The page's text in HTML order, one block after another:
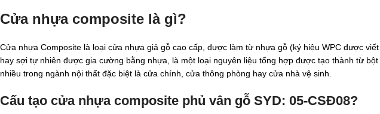
Cửa nhựa composite là gì?
Cửa nhựa Composite là loại cửa nhựa giả gỗ cao cấp, được làm từ nhựa gỗ (ký hiệu WPC được
hay sợi tự nhiên được gia cường bằng nhựa, là một loại nguyên liệu tổng hợp được tạo thành từ
nhiều trong ngành nội thất đặc biệt là cửa chính, cửa thông phòng hay cửa nhà vệ sinh.
Cấu tạo cửa nhựa composite phủ vân gỗ SYD: 05-CSĐ08?